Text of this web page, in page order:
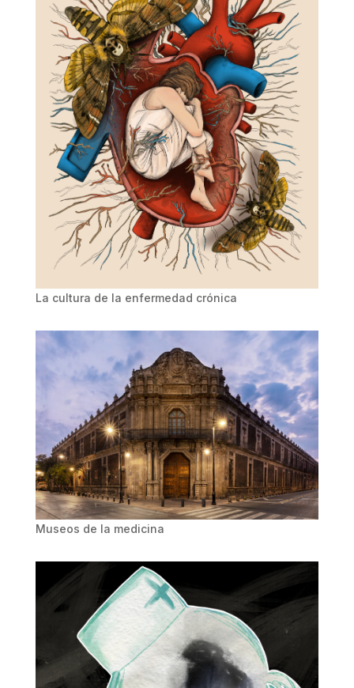
La cultura de la enfermedad crónica
Museos de la medicina